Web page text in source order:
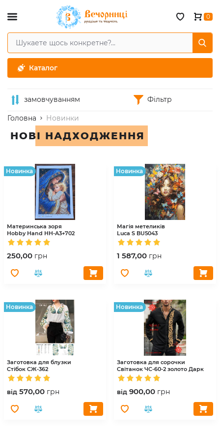
Каталог
0
замовчуванням Фільтр
Головна Новинки
НОВІ НАДХОДЖЕННЯ
Hовинка
Материнська зоря
Hobby Hand НН-A3+702
250,00 грн
Hовинка
Магія метеликів
Luca S BU5043
1 587,00 грн
Hовинка
Заготовка для блузки
Стібок СЖ-362
вiд 570,00 грн
Hовинка
Заготовка для сорочки
Світанок ЧС-60-2 золото Дарк
вiд 900,00 грн